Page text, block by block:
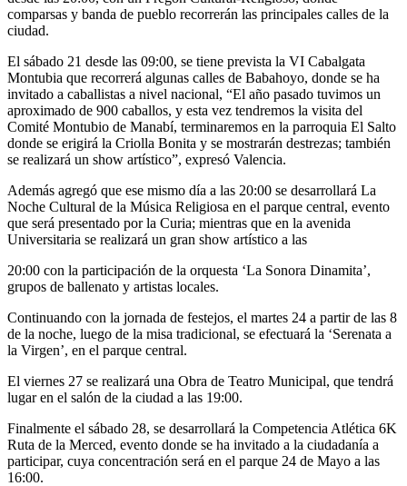
comparsas y banda de pueblo recorrerán las principales calles de la
ciudad.
El sábado 21 desde las 09:00, se tiene prevista la VI Cabalgata
Montubia que recorrerá algunas calles de Babahoyo, donde se ha
invitado a caballistas a nivel nacional, “El año pasado tuvimos un
aproximado de 900 caballos, y esta vez tendremos la visita del
Comité Montubio de Manabí, terminaremos en la parroquia El Salto
donde se erigirá la Criolla Bonita y se mostrarán destrezas; también
se realizará un show artístico”, expresó Valencia.
Además agregó que ese mismo día a las 20:00 se desarrollará La
Noche Cultural de la Música Religiosa en el parque central, evento
que será presentado por la Curia; mientras que en la avenida
Universitaria se realizará un gran show artístico a las
20:00 con la participación de la orquesta ‘La Sonora Dinamita’,
grupos de ballenato y artistas locales.
Continuando con la jornada de festejos, el martes 24 a partir de las 8
de la noche, luego de la misa tradicional, se efectuará la ‘Serenata a
la Virgen’, en el parque central.
El viernes 27 se realizará una Obra de Teatro Municipal, que tendrá
lugar en el salón de la ciudad a las 19:00.
Finalmente el sábado 28, se desarrollará la Competencia Atlética 6K
Ruta de la Merced, evento donde se ha invitado a la ciudadanía a
participar, cuya concentración será en el parque 24 de Mayo a las
16:00.